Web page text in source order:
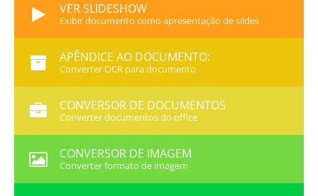
VER SLIDESHOW
Exibir documento como apresentação de slides
APÊNDICE AO DOCUMENTO:
Converter OCR para documento
CONVERSOR DE DOCUMENTOS
Converter documentos do office
CONVERSOR DE IMAGEM
Converter formato de imagem